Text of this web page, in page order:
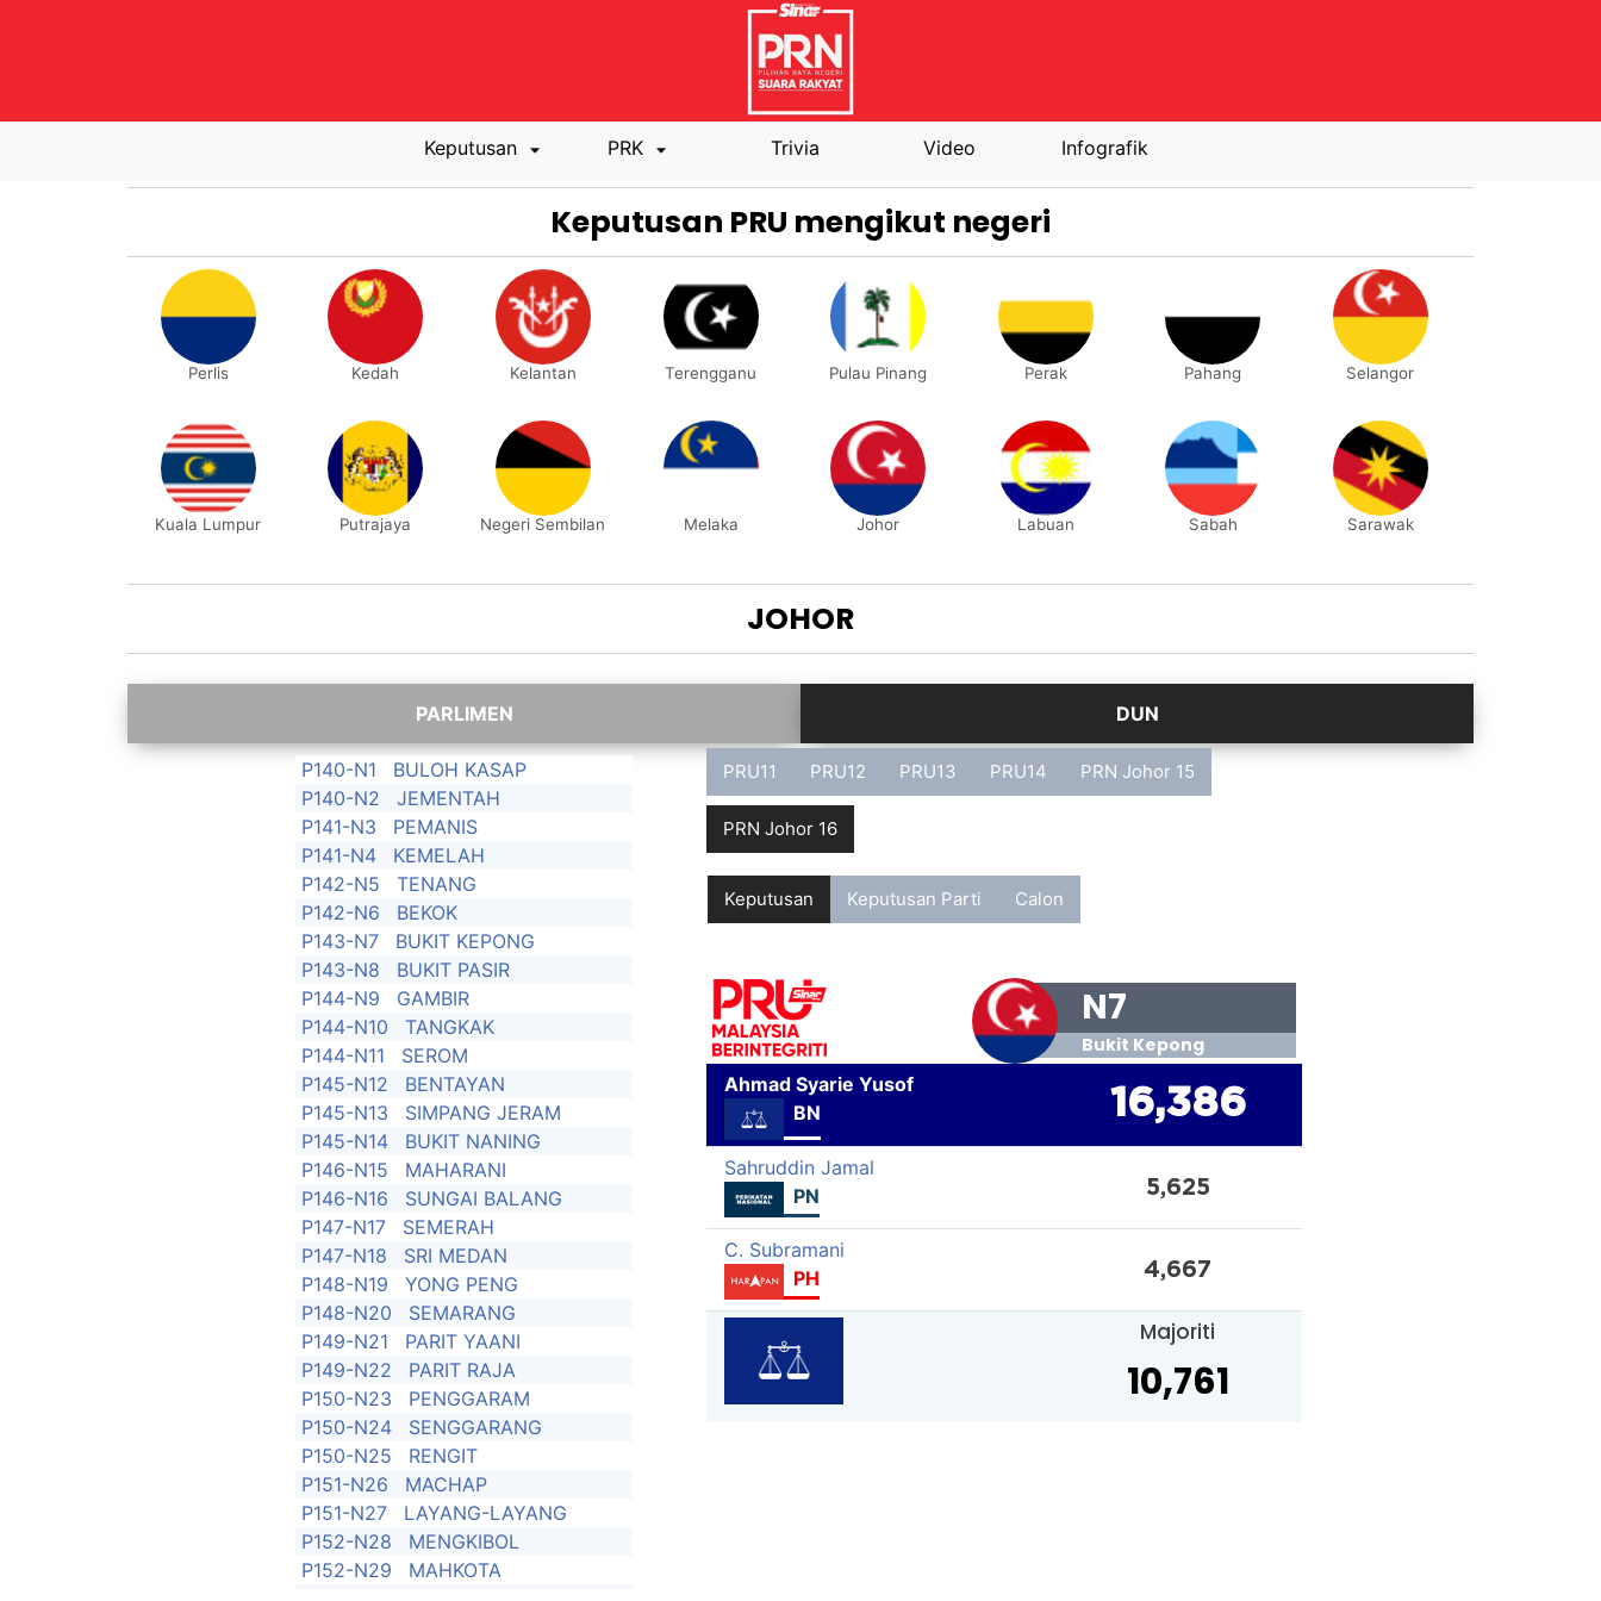
Keputusan PRK Trivia Video Infografik
Keputusan PRU mengikut negeri
Perlis Kedah Kelantan Terengganu Pulau Pinang Perak Pahang Selangor
Kuala Lumpur Putrajaya Negeri Sembilan Melaka Johor Labuan Sabah Sarawak
JOHOR
P140-N1
BULOH KASAP
P140-N2
JEMENTAH
P141-N3
PEMANIS
P141-N4
KEMELAH
P142-N5
TENANG
P142-N6
BEKOK
P143-N7
BUKIT KEPONG
P143-N8
BUKIT PASIR
P144-N9
GAMBIR
P144-N10
TANGKAK
P144-N11
SEROM
P145-N12
BENTAYAN
P145-N13
SIMPANG JERAM
P145-N14
BUKIT NANING
P146-N15
MAHARANI
P146-N16
SUNGAI BALANG
P147-N17
SEMERAH
P147-N18
SRI MEDAN
P148-N19
YONG PENG
P148-N20
SEMARANG
P149-N21
PARIT YAANI
P149-N22
PARIT RAJA
P150-N23
PENGGARAM
P150-N24
SENGGARANG
P150-N25
RENGIT
P151-N26
MACHAP
P151-N27
LAYANG-LAYANG
P152-N28
MENGKIBOL
P152-N29
MAHKOTA
PRU11 PRU12 PRU13 PRU14 PRN Johor 15
PRN Johor 16
Keputusan Keputusan Parti Calon
N7
Bukit Kepong
Ahmad Syarie Yusof
BN
16,386
Sahruddin Jamal
PN
5,625
C. Subramani
PH
4,667
Majoriti
10,761